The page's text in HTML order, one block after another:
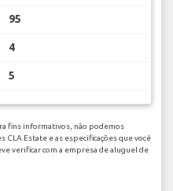
95
4
5
fins informativos, não podemos
Estate e as especificações que você
verificar com a empresa de aluguel de